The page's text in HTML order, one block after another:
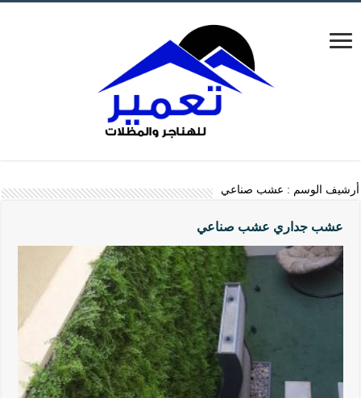
أرشيف الوسم : عشب صناعي
عشب جداري عشب صناعي